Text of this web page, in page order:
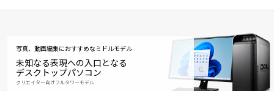
サーバー
ワークステーション
MousePro 学習向けパソコン
スペック/パーツ別
おすすめ目玉パソコン
今イチオシのパソコンをピ
Windows 11 Copilot+ PC
写真、動画編集におすすめなミドルモデル
未知なる表現への入口となる
デスクトップパソコン
クリエイター向けフルタワーモデル